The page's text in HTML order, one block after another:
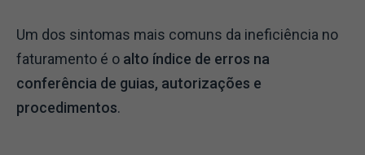
Um dos sintomas mais comuns da ineficiência no
faturamento é o alto índice de erros na
conferência de guias, autorizações e
procedimentos.